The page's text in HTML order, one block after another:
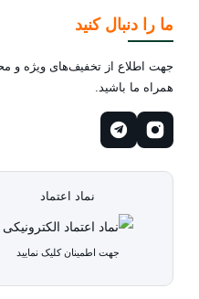
ما را دنبال کنید
جهت اطلاع از تخفیف‌های ویژه و
همراه ما باشید.
نماد اعتماد
جهت اطمینان کلیک نمایید